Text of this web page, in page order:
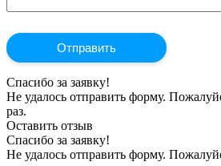
Спасибо за заявку!
Не удалось отправить форму.
раз.
Оставить отзыв
Спасибо за заявку!
Не удалось отправить форму.